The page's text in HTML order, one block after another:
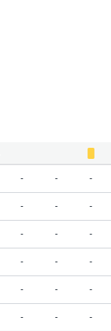
- - -
- - -
- - -
- - -
- - -
- - -